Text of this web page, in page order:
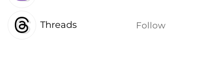
Threads Follow